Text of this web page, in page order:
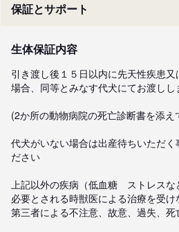
保証とサポート
生体保証内容
引き渡し後１５日以内に先天性疾患
場合、同等とみなす代犬にてお渡しし
(2か所の動物病院の死亡診断書を添え
代犬がいない場合は出産待ちいただく
ださい
上記以外の疾病（低血糖　ストレス
必要とされる時獣医による治療を受
第三者による不注意、故意、過失、